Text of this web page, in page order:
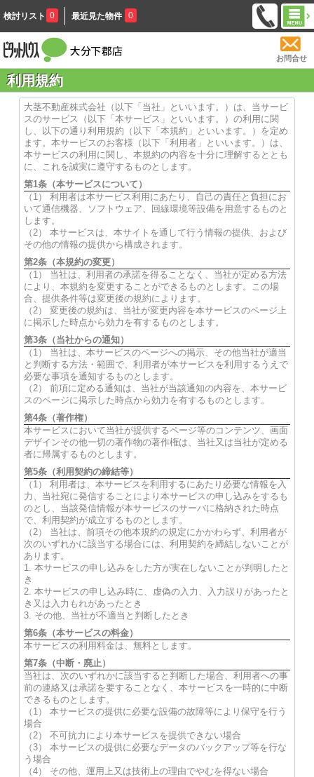
検討リスト 0 最近見た物件 0
お問合せ
利用規約
大茎不動産株式会社（以下「当社」といいます。）は、当サービ
スのサービス（以下「本サービス」といいます。）の利用に関
し、以下の通り利用規約（以下「本規約」といいます。）を定め
ます。本サービスのお客様（以下「利用者」といいます。）は、
本サービスの利用に関し、本規約の内容を十分に理解するととも
に、これを誠実に遵守するものとします。
第1条（本サービスについて）
（1） 利用者は本サービス利用にあたり、自己の責任と負担にお
いて通信機器、ソフトウェア、回線環境等設備を用意するものと
します。
（2） 本サービスは、本サイトを通して行う情報の提供、および
その他の情報の提供から構成されます。
第2条（本規約の変更）
（1） 当社は、利用者の承諾を得ることなく、当社が定める方法
により、本規約を変更することができるものとします。この場
合、提供条件等は変更後の規約によります。
（2） 変更後の規約は、当社が変更内容を本サービスのページ上
に掲示した時点から効力を有するものとします。
第3条（当社からの通知）
（1） 当社は、本サービスのページへの掲示、その他当社が適当
と判断する方法・範囲で、利用者が本サービスを利用するうえで
必要な事項を通知するものとします。
（2） 前項に定める通知は、当社が当該通知の内容を、本サービ
スのページに掲示した時点から効力を有するものとします。
第4条（著作権）
本サービスにおいて当社が提供するページ等のコンテンツ、画面
デザインその他一切の著作物の著作権は、当社又は当社が定める
者に帰属するものとします。
第5条（利用契約の締結等）
（1） 利用者は、本サービスを利用するにあたり必要な情報を入
力、当社宛に発信することにより本サービスの申し込みをするも
のとし、当該発信情報が本サービスのサーバに格納された時点
で、利用契約が成立するものとします。
（2） 当社は、前項その他本規約の規定にかかわらず、利用者が
次のいずれかに該当する場合には、利用契約を締結しないことが
あります。
1. 本サービスの申し込みをした方が実在しないことが判明したと
き
2. 本サービスの申し込み時に、虚偽の入力、入力誤りがあったと
き又は入力もれがあったとき
3. その他、当社が不適当と判断したとき
第6条（本サービスの料金）
本サービスの利用料金は、無料とします。
第7条（中断・廃止）
当社は、次のいずれかに該当すると判断した場合、利用者への事
前の連絡又は承諾を要することなく、本サービスを一時的に中断
できるものとします。
（1） 本サービスの提供に必要な設備の故障等により保守を行う
場合
（2） 不可抗力により本サービスを提供できない場合
（3） 本サービスの提供に必要なデータのバックアップ等を行な
う場合
（4） その他、運用上又は技術上の理由でやむを得ない場合